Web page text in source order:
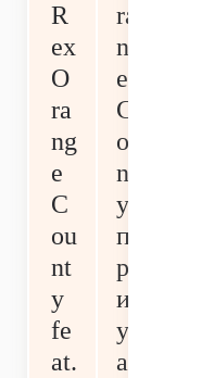
R
ex
O
ra
ng
e
C
ou
nt
y
fe
at.
ra
ng
e
C
ou
nt
y
п
р
и
уч
ас